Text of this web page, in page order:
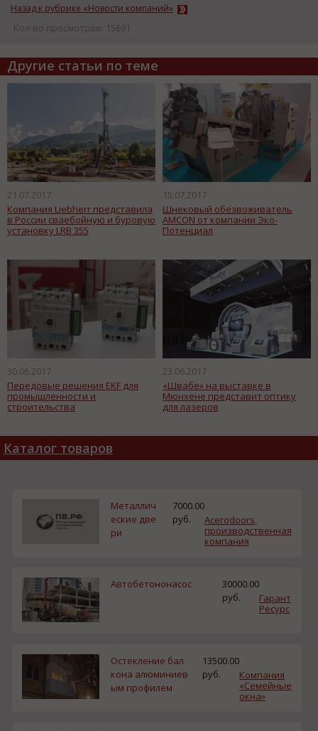
Назад к рубрике «Новости компаний»
Кол-во просмотров: 15691
Другие статьи по теме
21.07.2017
Компания Liebherr представила
в России сваебойную и буровую
установку LRB 355
15.07.2017
Шнековый обезвоживатель
AMCON от компании Эко-
Потенциал
30.06.2017
Передовые решения EKF для
промышленности и
строительства
23.06.2017
«Швабе» на выставке в
Мюнхене представит оптику
для лазеров
Каталог товаров
Металлич
еские две
ри
7000.00
руб.
Acerodoors,
производственная
компания
Автобетононасос
30000.00
руб.
Гарант
Ресурс
Остекление бал
кона алюминиев
ым профилем
13500.00
руб.
Компания
«Семейные
окна»